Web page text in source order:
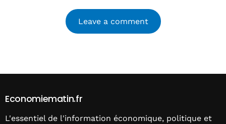
Economiematin.fr
L'essentiel de l'information économique, politique et